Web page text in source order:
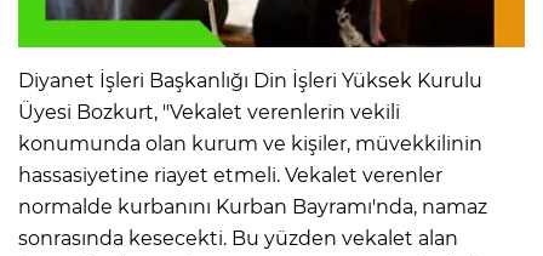
Diyanet İşleri Başkanlığı Din İşleri Yüksek Kurulu
Üyesi Bozkurt, "Vekalet verenlerin vekili
konumunda olan kurum ve kişiler, müvekkilinin
hassasiyetine riayet etmeli. Vekalet verenler
normalde kurbanını Kurban Bayramı'nda, namaz
sonrasında kesecekti. Bu yüzden vekalet alan